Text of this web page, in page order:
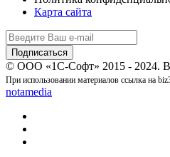
Карта сайта
© ООО «1С-Софт» 2015 - 2024.
При использовании материалов ссылка на
notamedia